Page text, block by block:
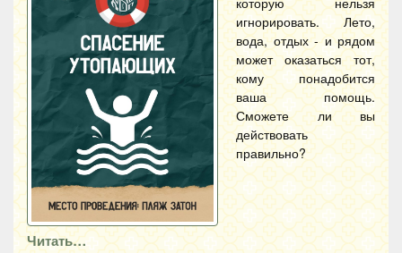
игнорировать. Лето,
вода, отдых - и рядом
может оказаться тот,
кому понадобится
ваша помощь.
Сможете ли вы
действовать
правильно?
Читать…